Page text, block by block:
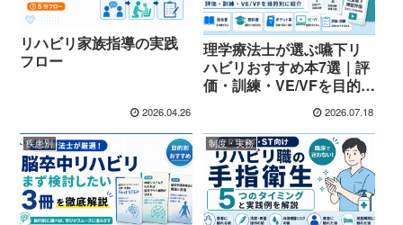
リハビリ家族指導の実践
フロー
2026.04.26
理学療法士が選ぶ嚥下リ
ハビリおすすめ本7選｜評
価・訓練・VE/VFを目的別
2026.07.18
疾患別 制度・実務